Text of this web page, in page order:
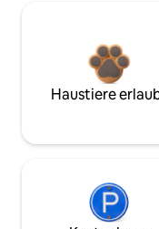
Haustiere